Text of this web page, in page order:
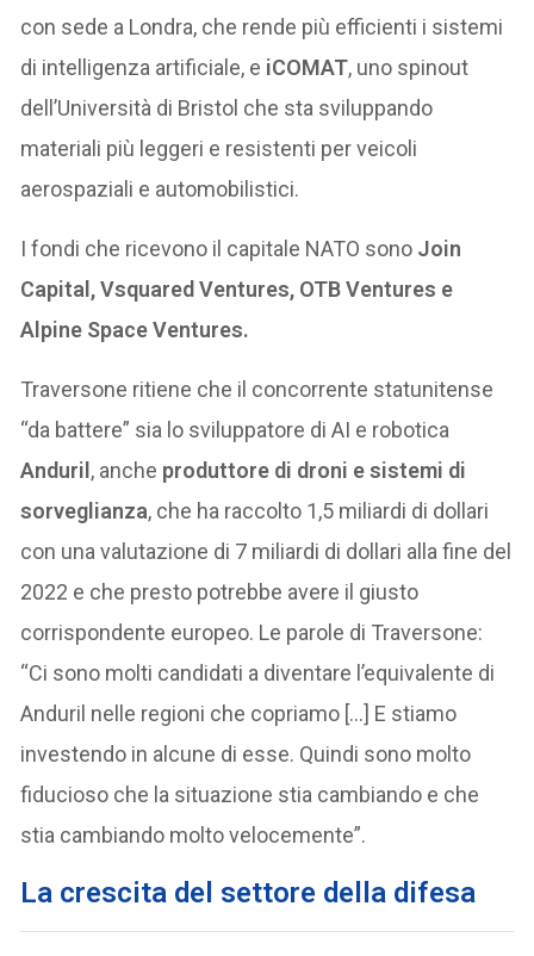
con sede a Londra, che rende più efficienti i sistemi
di intelligenza artificiale, e iCOMAT, uno spinout
dell’Università di Bristol che sta sviluppando
materiali più leggeri e resistenti per veicoli
aerospaziali e automobilistici.
I fondi che ricevono il capitale NATO sono Join
Capital, Vsquared Ventures, OTB Ventures e
Alpine Space Ventures.
Traversone ritiene che il concorrente statunitense
“da battere” sia lo sviluppatore di AI e robotica
Anduril, anche produttore di droni e sistemi di
sorveglianza, che ha raccolto 1,5 miliardi di dollari
con una valutazione di 7 miliardi di dollari alla fine del
2022 e che presto potrebbe avere il giusto
corrispondente europeo. Le parole di Traversone:
“Ci sono molti candidati a diventare l’equivalente di
Anduril nelle regioni che copriamo […] E stiamo
investendo in alcune di esse. Quindi sono molto
fiducioso che la situazione stia cambiando e che
stia cambiando molto velocemente”.
La crescita del settore della difesa